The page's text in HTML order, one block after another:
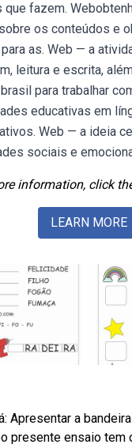
fazem.
os conteúdos e
as. Web — a
leitura e escrita,
para trabalhar
educativas em
Web — a ideia
sociais e
information, click
LEARN MORE
Apresentar a
presente ensaio